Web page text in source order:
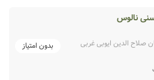
نالوس
صلاح الدین ایوبی غربی بدون امتیاز